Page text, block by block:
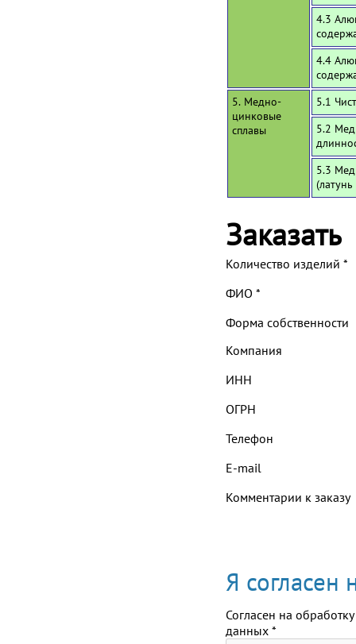
4.3
4.4
5. Медно-
цинковые
сплавы
5.1
5.2
5.3
Заказать
Количество изделий *
ФИО *
Форма собственности
Компания
ИНН
ОГРН
Телефон
E-mail
Комментарии к заказу
Я согласен
Согласен на обработку
данных *